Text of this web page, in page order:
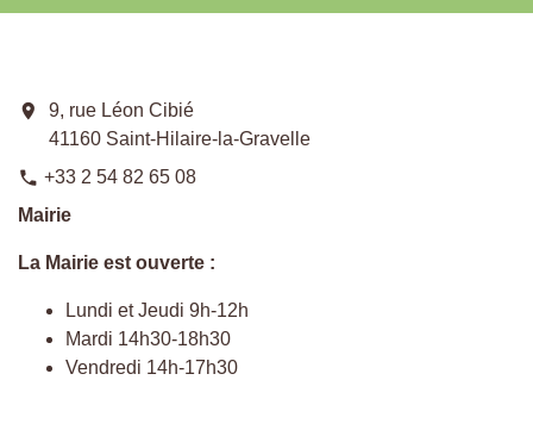
location_on
9, rue Léon Cibié
41160 Saint-Hilaire-la-Gravelle
phone +33 2 54 82 65 08
Mairie
La Mairie est ouverte :
Lundi et Jeudi 9h-12h
Mardi 14h30-18h30
Vendredi 14h-17h30